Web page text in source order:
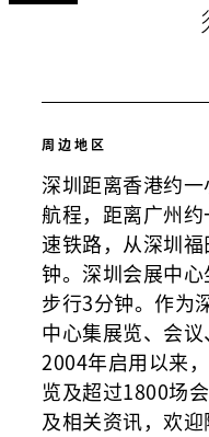
周边地区
深圳距离香港约
航程，距离广州
速铁路，从深圳
钟。深圳会展中
步行3分钟。作为
中心集展览、会
2004年启用以来
览及超过1800场
及相关资讯，欢迎